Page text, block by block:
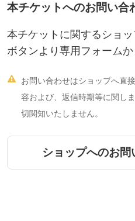
能）
＊個別オンラインレッス
②二部 脚の解剖学 足裏
＊1日受講か２日間に分
本チケットへのお問い合
本チケットに関するショ
ボタンより専用フォームか

お問い合わせはショップへ直
容および、返信時期等に関し
切関知いたしません。
ショップへのお問